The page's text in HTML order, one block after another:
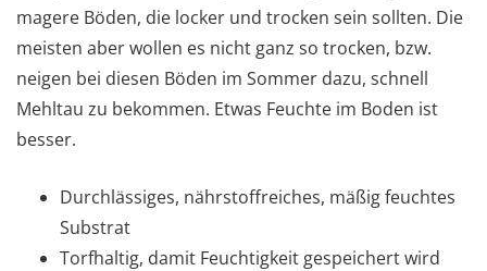
magere Böden, die locker und trocken sein sollten. Die
meisten aber wollen es nicht ganz so trocken, bzw.
neigen bei diesen Böden im Sommer dazu, schnell
Mehltau zu bekommen. Etwas Feuchte im Boden ist
besser.
Durchlässiges, nährstoffreiches, mäßig feuchtes
Substrat
Torfhaltig, damit Feuchtigkeit gespeichert wird